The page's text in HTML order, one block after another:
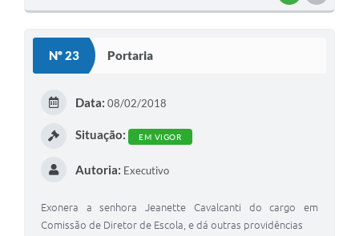
Nº 23 Portaria
Data: 08/02/2018
Situação: EM VIGOR
Autoria: Executivo
Exonera a senhora Jeanette Cavalcanti do cargo em
Comissão de Diretor de Escola, e dá outras providências